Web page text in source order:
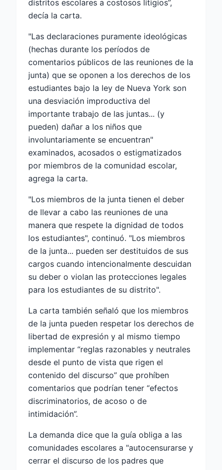
distritos escolares a costosos litigios”,
decía la carta.
"Las declaraciones puramente ideológicas
(hechas durante los períodos de
comentarios públicos de las reuniones de la
junta) que se oponen a los derechos de los
estudiantes bajo la ley de Nueva York son
una desviación improductiva del
importante trabajo de las juntas... (y
pueden) dañar a los niños que
involuntariamente se encuentran"
examinados, acosados ​​o estigmatizados
por miembros de la comunidad escolar,
agrega la carta.
"Los miembros de la junta tienen el deber
de llevar a cabo las reuniones de una
manera que respete la dignidad de todos
los estudiantes", continuó. "Los miembros
de la junta... pueden ser destituidos de sus
cargos cuando intencionalmente descuidan
su deber o violan las protecciones legales
para los estudiantes de su distrito".
La carta también señaló que los miembros
de la junta pueden respetar los derechos de
libertad de expresión y al mismo tiempo
implementar “reglas razonables y neutrales
desde el punto de vista que rigen el
contenido del discurso” que prohíben
comentarios que podrían tener “efectos
discriminatorios, de acoso o de
intimidación”.
La demanda dice que la guía obliga a las
comunidades escolares a "autocensurarse y
cerrar el discurso de los padres que